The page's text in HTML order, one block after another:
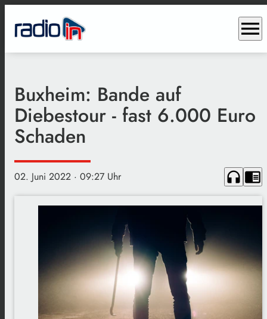
menu
Buxheim: Bande auf
Diebestour - fast 6.000 Euro
Schaden
02. Juni 2022 · 09:27 Uhr headphones chrome_reader_mode